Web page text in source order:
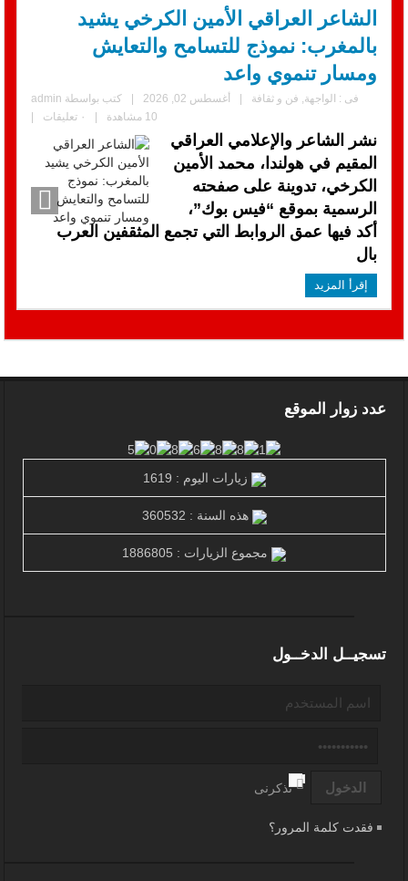
الشاعر العراقي الأمين الكرخي يشيد
بالمغرب: نموذج للتسامح والتعايش
ومسار تنموي واعد
كتب بواسطة admin أغسطس 02, 2026 فى : الواجهة, فن و ثقافة
٠ تعليقات 10 مشاهدة
نشر الشاعر والإعلامي العراقي
المقيم في هولندا، محمد الأمين
الكرخي، تدوينة على صفحته
الرسمية بموقع “فيس بوك”،
أكد فيها عمق الروابط التي تجمع المثقفين العرب
بال
إقرأ المزيد
عدد زوار الموقع
زيارات اليوم : 1619
هذه السنة : 360532
مجموع الزيارات : 1886805
تسجيــل الدخــول
تذكرنى
فقدت كلمة المرور؟